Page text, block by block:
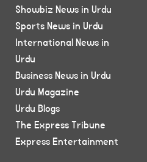
Showbiz News in Urdu
Sports News in Urdu
International News in
Urdu
Business News in Urdu
Urdu Magazine
Urdu Blogs
The Express Tribune
Express Entertainment